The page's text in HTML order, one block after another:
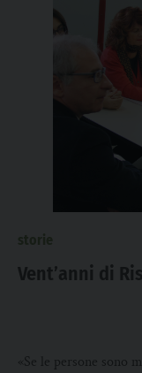
Vent’anni di
«Se le persone sono